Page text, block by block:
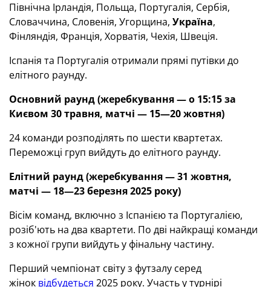
Північна Ірландія, Польща, Португалія, Сербія,
Словаччина, Словенія, Угорщина, Україна,
Фінляндія, Франція, Хорватія, Чехія, Швеція.
Іспанія та Португалія отримали прямі путівки до
елітного раунду.
Основний раунд(жеребкування — о 15:15 за
Києвом 30 травня, матчі — 15—20 жовтня)
24 команди розподілять по шести квартетах.
Переможці груп вийдуть до елітного раунду.
Елітний раунд (жеребкування — 31 жовтня,
матчі — 18—23 березня 2025 року)
Вісім команд, включно з Іспанією та Португалією,
розіб'ють на два квартети. По дві найкращі команди
з кожної групи вийдуть у фінальну частину.
Перший чемпіонат світу з футзалу серед
жінок відбудеться 2025 року. Участь у турнірі